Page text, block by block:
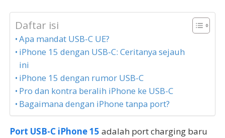
Daftar isi
Apa mandat USB-C UE?
iPhone 15 dengan USB-C: Ceritanya sejauh
ini
iPhone 15 dengan rumor USB-C
Pro dan kontra beralih iPhone ke USB-C
Bagaimana dengan iPhone tanpa port?
Port USB-C iPhone 15 adalah port charging baru